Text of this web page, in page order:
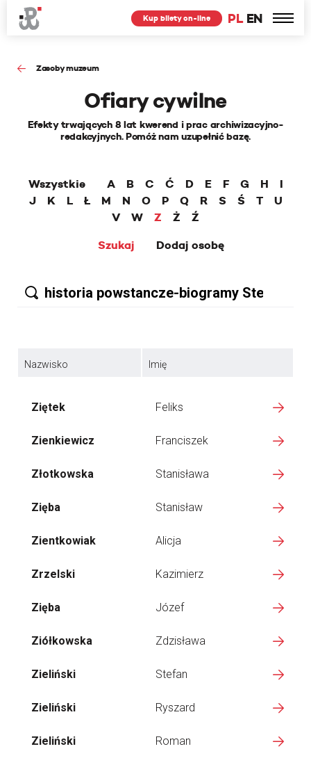
PL EN
Kup bilety on-line
Zasoby muzeum
Ofiary cywilne
Efekty trwających 8 lat kwerend i prac archiwizacyjno-
redakcyjnych. Pomóż nam uzupełnić bazę.
Wszystkie A B C Ć D E F G H
I
J
K L Ł M N O P Q R S Ś T
U
V
W Z Ż
Ź
Szukaj
Dodaj osobę
Nazwisko Imię
Ziętek Feliks
Zienkiewicz Franciszek
Złotkowska Stanisława
Zięba Stanisław
Zientkowiak Alicja
Zrzelski Kazimierz
Zięba Józef
Ziółkowska Zdzisława
Zieliński Stefan
Zieliński Ryszard
Zieliński Roman